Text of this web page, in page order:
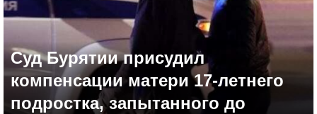
Суд Бурятии присудил
компенсации матери 17-летнего
подростка, запытанного до